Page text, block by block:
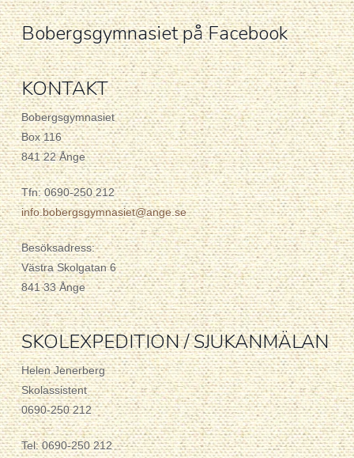
Bobergsgymnasiet på Facebook
KONTAKT
Bobergsgymnasiet
Box 116
841 22 Ånge
Tfn: 0690-250 212
info.bobergsgymnasiet@ange.se
Besöksadress:
Västra Skolgatan 6
841 33 Ånge
SKOLEXPEDITION / SJUKANMÄLAN
Helen Jenerberg
Skolassistent
0690-250 212
Tel: 0690-250 212